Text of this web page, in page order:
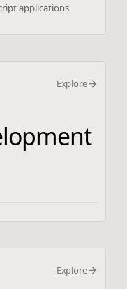
applications
Explore
Explore